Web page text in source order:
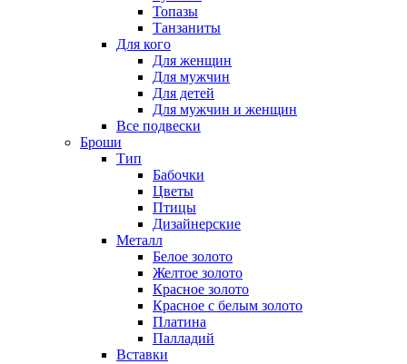
Топазы
Танзаниты
Для кого
Для женщин
Для мужчин
Для детей
Для мужчин и женщин
Все подвески
Броши
Тип
Бабочки
Цветы
Птицы
Дизайнерские
Металл
Белое золото
Желтое золото
Красное золото
Красное с белым золото
Платина
Палладий
Вставки